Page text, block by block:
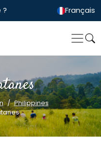
? Français
Philippines